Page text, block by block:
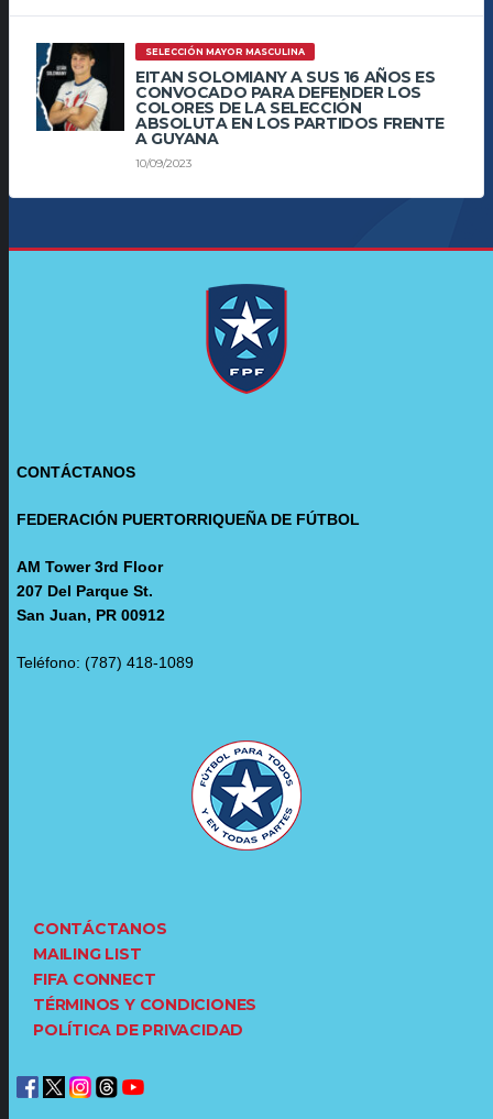
SELECCIÓN MAYOR MASCULINA
EITAN SOLOMIANY A SUS 16 AÑOS ES
CONVOCADO PARA DEFENDER LOS
COLORES DE LA SELECCIÓN
ABSOLUTA EN LOS PARTIDOS FRENTE
A GUYANA
10/09/2023
CONTÁCTANOS
FEDERACIÓN PUERTORRIQUEÑA DE FÚTBOL
AM Tower 3rd Floor
207 Del Parque St.
San Juan, PR 00912
Teléfono: (787) 418-1089
CONTÁCTANOS
MAILING LIST
FIFA CONNECT
TÉRMINOS Y CONDICIONES
POLÍTICA DE PRIVACIDAD